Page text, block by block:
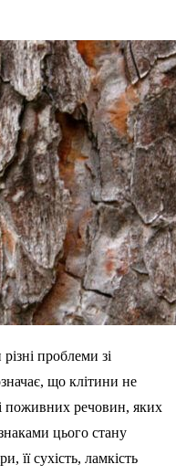
проблеми зі
що клітини не
поживних речовин, яких
цього стану
її сухість, ламкість